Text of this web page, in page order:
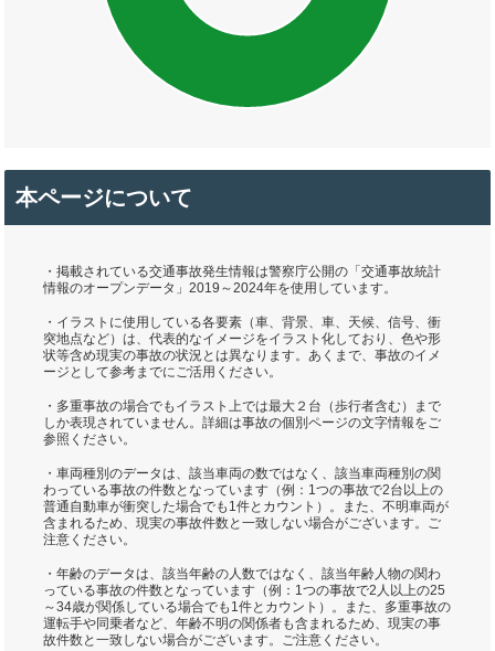
本ページについて
・掲載されている交通事故発生情報は警察庁公開の「交通事故統計
情報のオープンデータ」2019～2024年を使用しています。
・イラストに使用している各要素（車、背景、車、天候、信号、衝
突地点など）は、代表的なイメージをイラスト化しており、色や形
状等含め現実の事故の状況とは異なります。あくまで、事故のイメ
ージとして参考までにご活用ください。
・多重事故の場合でもイラスト上では最大２台（歩行者含む）まで
しか表現されていません。詳細は事故の個別ページの文字情報をご
参照ください。
・車両種別のデータは、該当車両の数ではなく、該当車両種別の関
わっている事故の件数となっています（例：1つの事故で2台以上の
普通自動車が衝突した場合でも1件とカウント）。また、不明車両が
含まれるため、現実の事故件数と一致しない場合がございます。ご
注意ください。
・年齢のデータは、該当年齢の人数ではなく、該当年齢人物の関わ
っている事故の件数となっています（例：1つの事故で2人以上の25
～34歳が関係している場合でも1件とカウント）。また、多重事故の
運転手や同乗者など、年齢不明の関係者も含まれるため、現実の事
故件数と一致しない場合がございます。ご注意ください。